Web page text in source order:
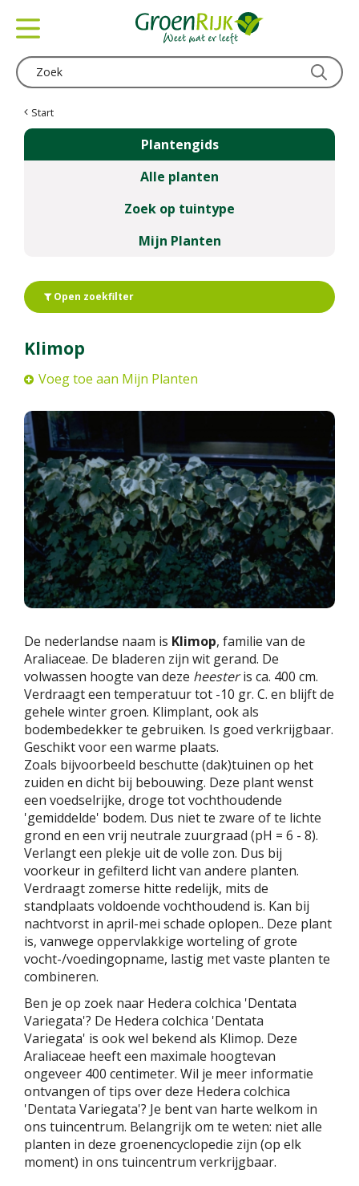
Start
Plantengids
Alle planten
Zoek op tuintype
Mijn Planten
Open zoekfilter
Klimop
Voeg toe aan Mijn Planten
De nederlandse naam is Klimop, familie van de
Araliaceae. De bladeren zijn wit gerand. De
volwassen hoogte van deze heesteris ca. 400 cm.
Verdraagt een temperatuur tot -10 gr. C. en blijft de
gehele winter groen. Klimplant, ook als
bodembedekker te gebruiken. Is goed verkrijgbaar.
Geschikt voor een warme plaats.
Zoals bijvoorbeeld beschutte (dak)tuinen op het
zuiden en dicht bij bebouwing. Deze plant wenst
een voedselrijke, droge tot vochthoudende
'gemiddelde' bodem. Dus niet te zware of te lichte
grond en een vrij neutrale zuurgraad (pH = 6 - 8).
Verlangt een plekje uit de volle zon. Dus bij
voorkeur in gefilterd licht van andere planten.
Verdraagt zomerse hitte redelijk, mits de
standplaats voldoende vochthoudend is. Kan bij
nachtvorst in april-mei schade oplopen.. Deze plant
is, vanwege oppervlakkige worteling of grote
vocht-/voedingopname, lastig met vaste planten te
combineren.
Ben je op zoek naar Hedera colchica 'Dentata
Variegata'? De Hedera colchica 'Dentata
Variegata' is ook wel bekend als Klimop. Deze
Araliaceae heeft een maximale hoogtevan
ongeveer 400 centimeter. Wil je meer informatie
ontvangen of tips over deze Hedera colchica
'Dentata Variegata'? Je bent van harte welkom in
ons tuincentrum. Belangrijk om te weten: niet alle
planten in deze groenencyclopedie zijn (op elk
moment) in ons tuincentrum verkrijgbaar.